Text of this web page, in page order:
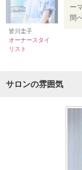
皆川圭子
オーナースタイ
リスト
ー
間
サロンの雰囲気